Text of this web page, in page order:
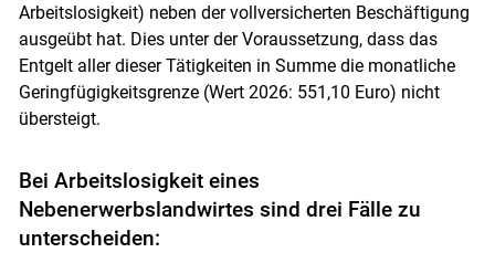
Arbeitslosigkeit) neben der vollversicherten Beschäftigung
ausgeübt hat. Dies unter der Voraussetzung, dass das
Entgelt aller dieser Tätigkeiten in Summe die monatliche
Geringfügigkeitsgrenze (Wert 2026: 551,10 Euro) nicht
übersteigt.
Bei Arbeitslosigkeit eines
Nebenerwerbslandwirtes sind drei Fälle zu
unterscheiden: